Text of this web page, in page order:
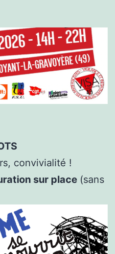
convivialité !
sur place (sans